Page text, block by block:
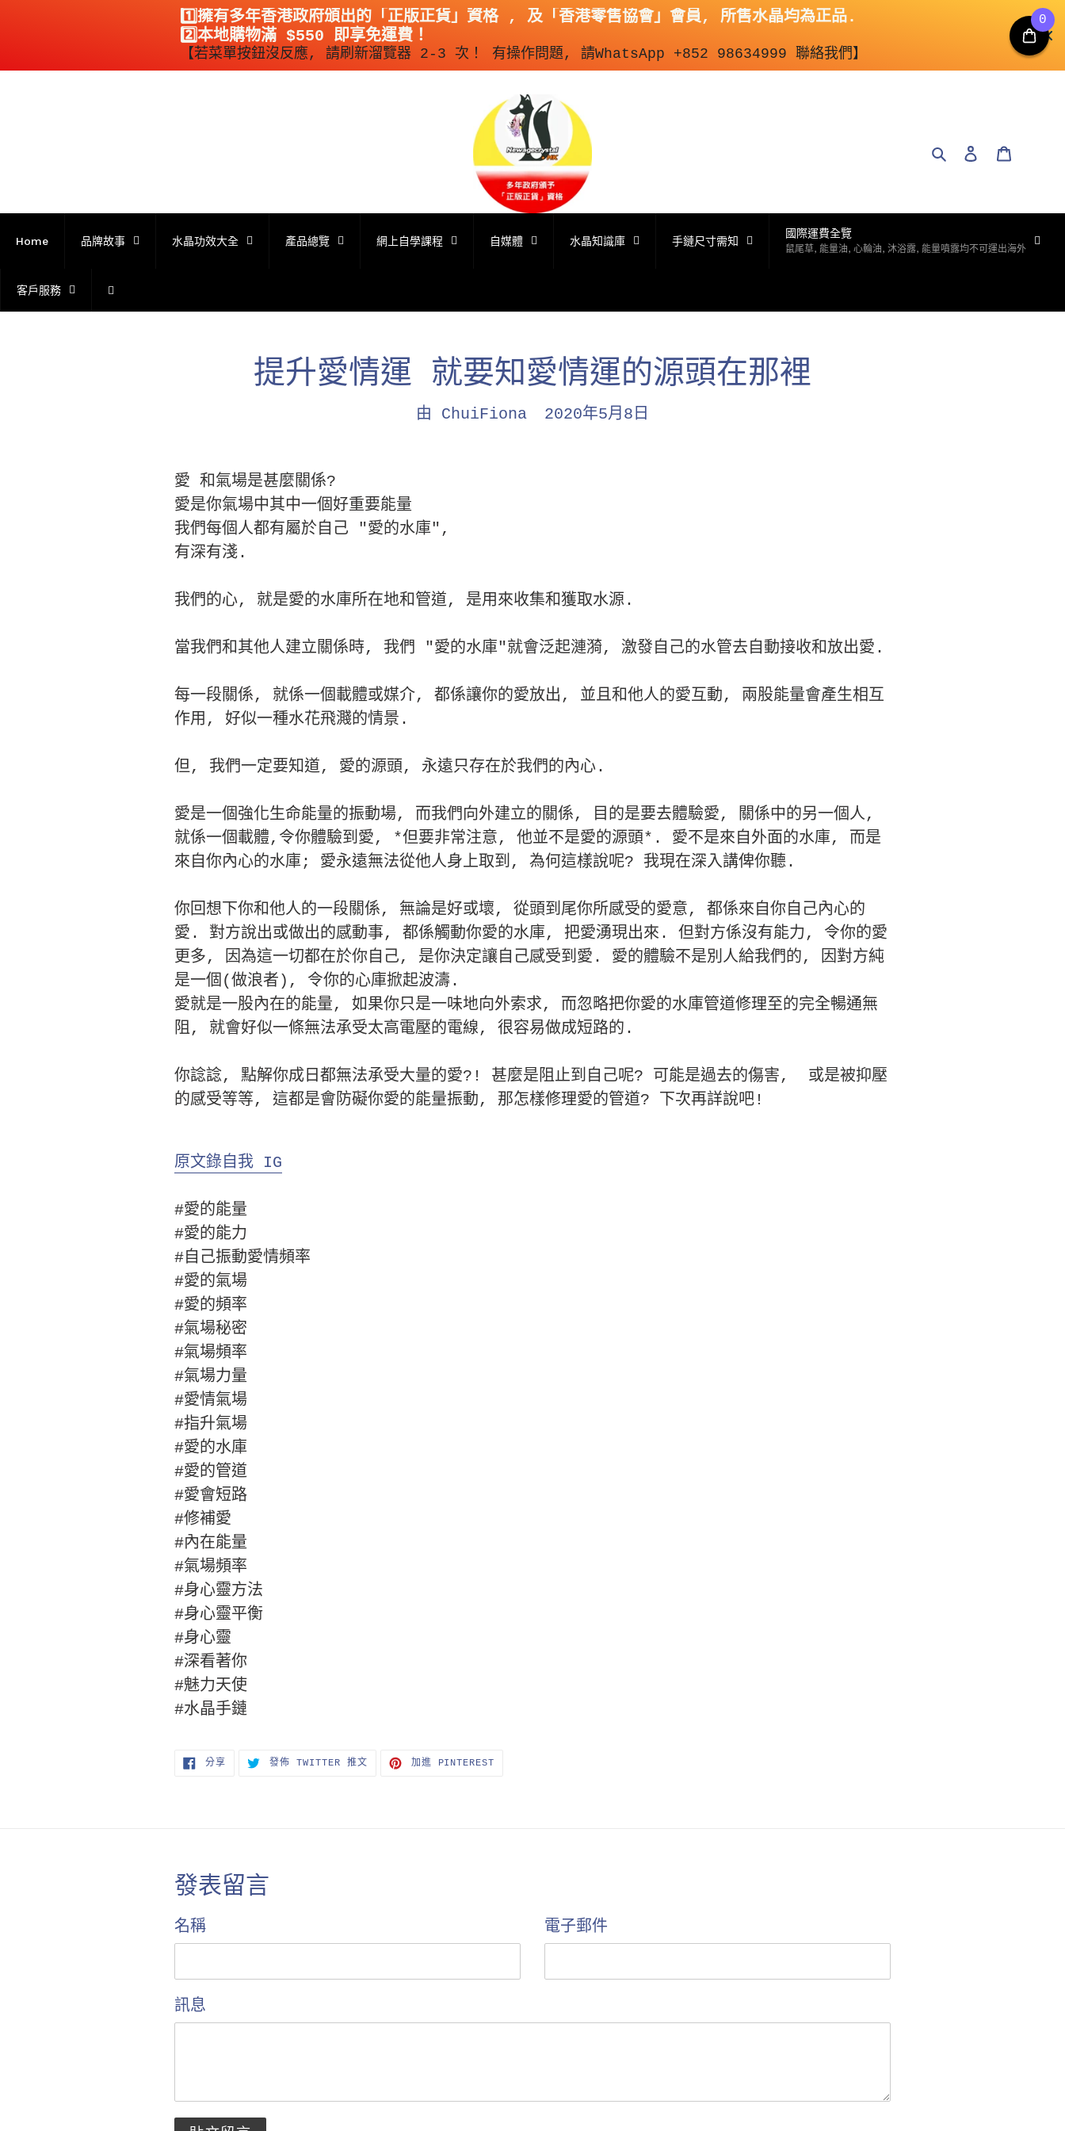
1️⃣擁有多年香港政府頒出的「正版正貨」資格 , 及「香港零售協會」會員, 所售水晶均為正品.
2️⃣本地購物滿 $550 即享免運費！
【若菜單按鈕沒反應, 請刷新溜覽器 2-3 次！ 有操作問題, 請WhatsApp +852 98634999 聯絡我們】
搜尋 登入
Home 品牌故事 水晶功效大全 產品總覽 網上自學課程 自媒體 水晶知識庫 手鏈尺寸需知
國際運費全覽
鼠尾草, 能量油, 心輪油, 沐浴露, 能量噴露均不可運出海外
客戶服務
提升愛情運 就要知愛情運的源頭在那裡
由 ChuiFiona 2020年5月8日
愛 和氣場是甚麼關係?
愛是你氣場中其中一個好重要能量
我們每個人都有屬於自己 "愛的水庫",
有深有淺.
我們的心, 就是愛的水庫所在地和管道, 是用來收集和獲取水源.
當我們和其他人建立關係時, 我們 "愛的水庫"就會泛起漣漪, 激發自己的水管去自動接收和放出愛.
每一段關係, 就係一個載體或媒介, 都係讓你的愛放出, 並且和他人的愛互動, 兩股能量會產生相互
作用, 好似一種水花飛濺的情景.
但, 我們一定要知道, 愛的源頭, 永遠只存在於我們的內心.
愛是一個強化生命能量的振動場, 而我們向外建立的關係, 目的是要去體驗愛, 關係中的另一個人,
就係一個載體,令你體驗到愛, *但要非常注意, 他並不是愛的源頭*. 愛不是來自外面的水庫, 而是
來自你內心的水庫; 愛永遠無法從他人身上取到, 為何這樣說呢? 我現在深入講俾你聽.
你回想下你和他人的一段關係, 無論是好或壞, 從頭到尾你所感受的愛意, 都係來自你自己內心的
愛. 對方說出或做出的感動事, 都係觸動你愛的水庫, 把愛湧現出來. 但對方係沒有能力, 令你的愛
更多, 因為這一切都在於你自己, 是你決定讓自己感受到愛. 愛的體驗不是別人給我們的, 因對方純
是一個(做浪者), 令你的心庫掀起波濤.
愛就是一股內在的能量, 如果你只是一味地向外索求, 而忽略把你愛的水庫管道修理至的完全暢通無
阻, 就會好似一條無法承受太高電壓的電線, 很容易做成短路的.
你諗諗, 點解你成日都無法承受大量的愛?! 甚麼是阻止到自己呢? 可能是過去的傷害, 或是被抑壓
的感受等等, 這都是會防礙你愛的能量振動, 那怎樣修理愛的管道? 下次再詳說吧!
原文錄自我 IG
#愛的能量
#愛的能力
#自己振動愛情頻率
#愛的氣場
#愛的頻率
#氣場秘密
#氣場頻率
#氣場力量
#愛情氣場
#指升氣場
#愛的水庫
#愛的管道
#愛會短路
#修補愛
#內在能量
#氣場頻率
#身心靈方法
#身心靈平衡
#身心靈
#深看著你
#魅力天使
#水晶手鏈
分享 發佈 TWITTER 推文在
TWITTER
加進 PINTEREST
發表留言
名稱 電子郵件
訊息
0